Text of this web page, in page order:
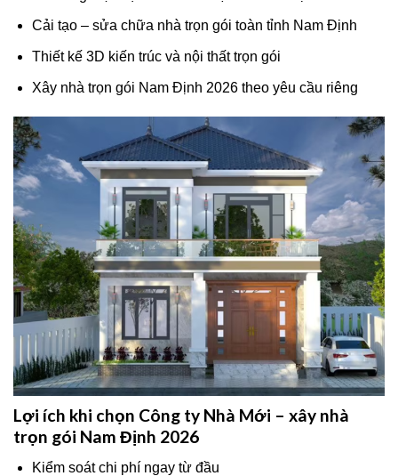
Cải tạo – sửa chữa nhà trọn gói toàn tỉnh Nam Định
Thiết kế 3D kiến trúc và nội thất trọn gói
Xây nhà trọn gói Nam Định 2026 theo yêu cầu riêng
Lợi ích khi chọn Công ty Nhà Mới – xây nhà
trọn gói Nam Định 2026
Kiểm soát chi phí ngay từ đầu